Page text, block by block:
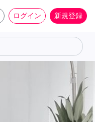
ログイン 新規登録